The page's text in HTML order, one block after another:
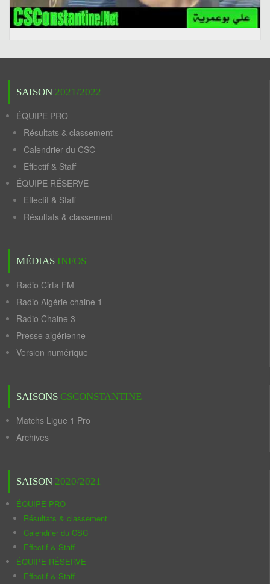
SAISON 2021/2022
ÉQUIPE PRO
Résultats & classement
Calendrier du CSC
Effectif & Staff
ÉQUIPE RÉSERVE
Effectif & Staff
Résultats & classement
MÉDIAS INFOS
Radio Cirta FM
Radio Algérie chaine 1
Radio Chaine 3
Presse algérienne
Version numérique
SAISONS CSCONSTANTINE
Matchs Ligue 1 Pro
Archives
SAISON 2020/2021
ÉQUIPE PRO
Résultats & classement
Calendrier du CSC
Effectif & Staff
ÉQUIPE RÉSERVE
Effectif & Staff